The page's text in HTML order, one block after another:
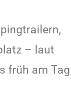
– laut
früh am Tag